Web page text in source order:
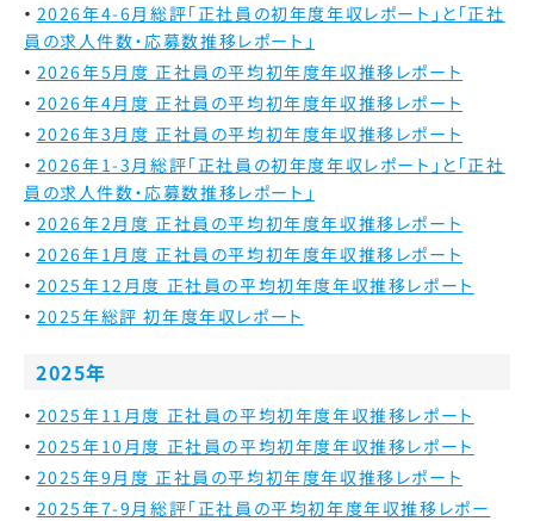
2026年4-6月総評「正社員の初年度年収レポート」と「正社
員の求人件数・応募数推移レポート」
2026年5月度 正社員の平均初年度年収推移レポート
2026年4月度 正社員の平均初年度年収推移レポート
2026年3月度 正社員の平均初年度年収推移レポート
2026年1-3月総評「正社員の初年度年収レポート」と「正社
員の求人件数・応募数推移レポート」
2026年2月度 正社員の平均初年度年収推移レポート
2026年1月度 正社員の平均初年度年収推移レポート
2025年12月度 正社員の平均初年度年収推移レポート
2025年総評 初年度年収レポート
2025年
2025年11月度 正社員の平均初年度年収推移レポート
2025年10月度 正社員の平均初年度年収推移レポート
2025年9月度 正社員の平均初年度年収推移レポート
2025年7-9月総評「正社員の平均初年度年収推移レポー